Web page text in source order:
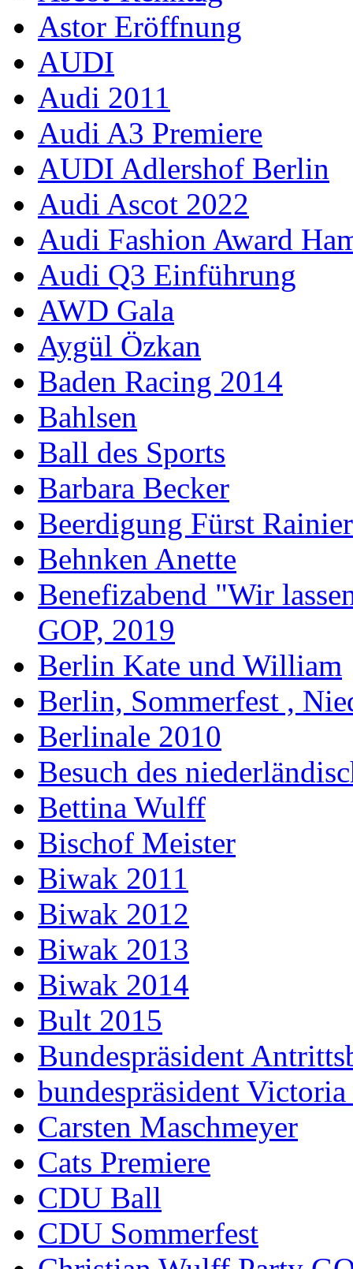
Astor Eröffnung
AUDI
Audi 2011
Audi A3 Premiere
AUDI Adlershof Berlin
Audi Ascot 2022
Audi Fashion Award
Audi Q3 Einführung
AWD Gala
Aygül Özkan
Baden Racing 2014
Bahlsen
Ball des Sports
Barbara Becker
Beerdigung Fürst Rainier
Behnken Anette
Benefizabend "Wir
GOP, 2019
Berlin Kate und William
Berlin, Sommerfest ,
Berlinale 2010
Besuch des
Bettina Wulff
Bischof Meister
Biwak 2011
Biwak 2012
Biwak 2013
Biwak 2014
Bult 2015
Bundespräsident
bundespräsident
Carsten Maschmeyer
Cats Premiere
CDU Ball
CDU Sommerfest